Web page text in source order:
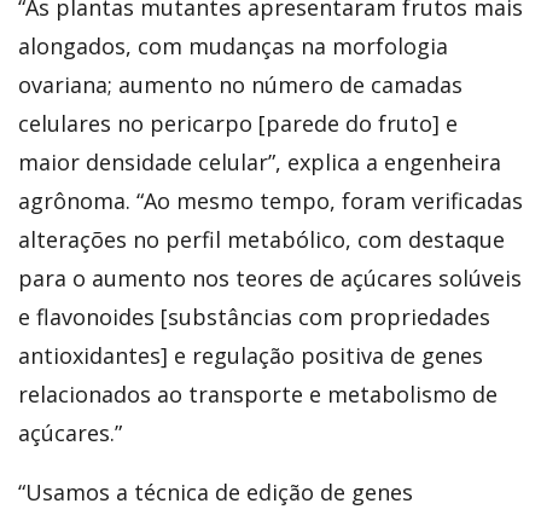
“As plantas mutantes apresentaram frutos mais
alongados, com mudanças na morfologia
ovariana; aumento no número de camadas
celulares no pericarpo [parede do fruto] e
maior densidade celular”, explica a engenheira
agrônoma. “Ao mesmo tempo, foram verificadas
alterações no perfil metabólico, com destaque
para o aumento nos teores de açúcares solúveis
e flavonoides [substâncias com propriedades
antioxidantes] e regulação positiva de genes
relacionados ao transporte e metabolismo de
açúcares.”
“Usamos a técnica de edição de genes